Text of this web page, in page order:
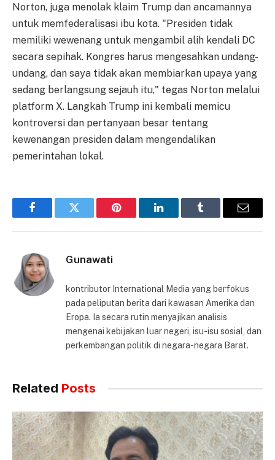
Norton, juga menolak klaim Trump dan ancamannya
untuk memfederalisasi ibu kota. "Presiden tidak
memiliki wewenang untuk mengambil alih kendali DC
secara sepihak. Kongres harus mengesahkan undang-
undang, dan saya tidak akan membiarkan upaya yang
sedang berlangsung sejauh itu," tegas Norton melalui
platform X. Langkah Trump ini kembali memicu
kontroversi dan pertanyaan besar tentang
kewenangan presiden dalam mengendalikan
pemerintahan lokal.
FacebookTwitter Pinterest LinkedInTumblr Email
Gunawati
kontributor International Media yang berfokus
pada peliputan berita dari kawasan Amerika dan
Eropa. Ia secara rutin menyajikan analisis
mengenai kebijakan luar negeri, isu-isu sosial, dan
perkembangan politik di negara-negara Barat.
Related Posts